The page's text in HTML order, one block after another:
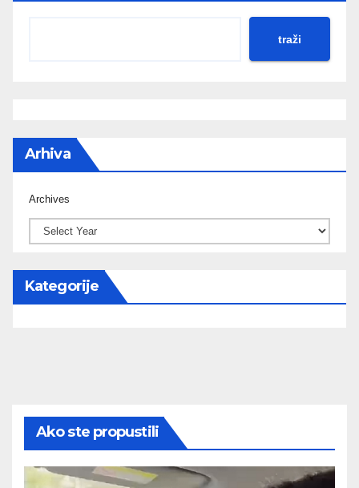
traži
Arhiva
Archives
Kategorije
Ako ste propustili